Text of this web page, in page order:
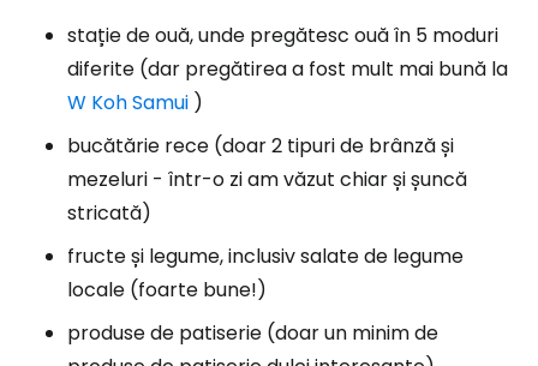
stație de ouă, unde pregătesc ouă în 5 moduri
diferite (dar pregătirea a fost mult mai bună la
W Koh Samui )
bucătărie rece (doar 2 tipuri de brânză și
mezeluri - într-o zi am văzut chiar și șuncă
stricată)
fructe și legume, inclusiv salate de legume
locale (foarte bune!)
produse de patiserie (doar un minim de